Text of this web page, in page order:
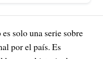
solo una serie sobre
por el país. Es